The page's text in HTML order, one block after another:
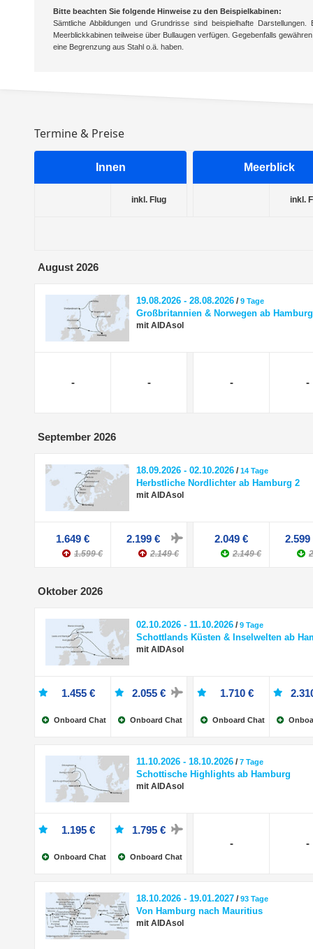
Bitte beachten Sie folgende Hinweise zu den Beispielkabinen:
Sämtliche Abbildungen und Grundrisse sind beispielhafte
Meerblickkabinen teilweise über Bullaugen verfügen. Gegebenfalls
eine Begrenzung aus Stahl o.ä. haben.
Termine & Preise
Innen Meerblick
inkl. Flug inkl.
August 2026
19.08.2026 - 28.08.2026 /9 Tage
Großbritannien & Norwegen ab Hamburg
mit AIDAsol
- - - -
September 2026
18.09.2026 - 02.10.2026 /14 Tage
Herbstliche Nordlichter ab Hamburg 2
mit AIDAsol
1.649 €
1.599 €
2.199 €
2.149 €
2.049 €
2.149 €
2.599
Oktober 2026
02.10.2026 - 11.10.2026 /9 Tage
Schottlands Küsten & Inselwelten ab
mit AIDAsol
1.455 €
Onboard Chat
2.055 €
Onboard Chat
1.710 €
Onboard Chat
11.10.2026 - 18.10.2026 /7 Tage
Schottische Highlights ab Hamburg
mit AIDAsol
1.195 €
Onboard Chat
1.795 €
Onboard Chat
- -
18.10.2026 - 19.01.2027 /93 Tage
Von Hamburg nach Mauritius
mit AIDAsol